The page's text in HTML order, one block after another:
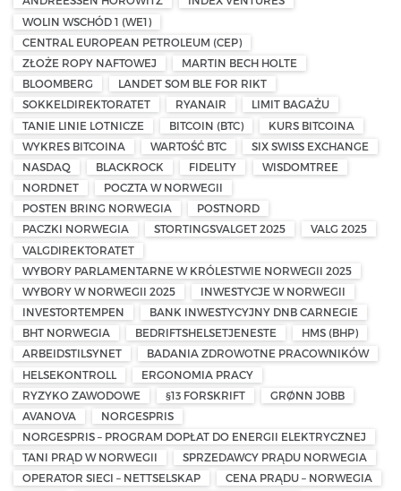
WOLIN WSCHÓD 1 (WE1)
CENTRAL EUROPEAN PETROLEUM (CEP)
ZŁOŻE ROPY NAFTOWEJ
MARTIN BECH HOLTE
BLOOMBERG
LANDET SOM BLE FOR RIKT
SOKKELDIREKTORATET
RYANAIR
LIMIT BAGAŻU
TANIE LINIE LOTNICZE
BITCOIN (BTC)
KURS BITCOINA
WYKRES BITCOINA
WARTOŚĆ BTC
SIX SWISS EXCHANGE
NASDAQ
BLACKROCK FIDELITY
WISDOMTREE
NORDNET
POCZTA W NORWEGII
POSTEN BRING NORWEGIA
POSTNORD
PACZKI NORWEGIA
STORTINGSVALGET 2025
VALG 2025
VALGDIREKTORATET
WYBORY PARLAMENTARNE W KRÓLESTWIE NORWEGII 2025
WYBORY W NORWEGII 2025
INWESTYCJE W NORWEGII
INVESTORTEMPEN
BANK INWESTYCYJNY DNB CARNEGIE
BHT NORWEGIA
BEDRIFTSHELSETJENESTE
HMS (BHP)
ARBEIDSTILSYNET
BADANIA ZDROWOTNE PRACOWNIKÓW
HELSEKONTROLL
ERGONOMIA PRACY
RYZYKO ZAWODOWE
§13 FORSKRIFT
GRØNN JOBB
AVANOVA
NORGESPRIS
NORGESPRIS – PROGRAM DOPŁAT DO ENERGII ELEKTRYCZNEJ
TANI PRĄD W NORWEGII
SPRZEDAWCY PRĄDU NORWEGIA
OPERATOR SIECI – NETTSELSKAP
CENA PRĄDU – NORWEGIA